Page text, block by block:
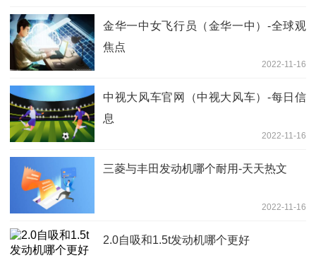
金华一中女飞行员（金华一中）-全球观
焦点
2022-11-16
中视大风车官网（中视大风车）-每日信
息
2022-11-16
三菱与丰田发动机哪个耐用-天天热文
2022-11-16
2.0自吸和1.5t发动机哪个更好